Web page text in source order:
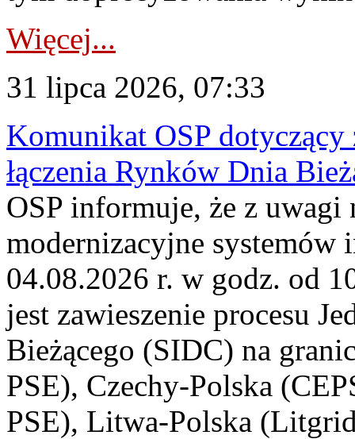
Więcej...
31 lipca 2026, 07:33
Komunikat OSP dotyczący
łączenia Rynków Dnia
OSP informuje, że z uwagi
modernizacyjne
04.08.2026 r. w godz. od
jest zawieszenie procesu
Bieżącego (SIDC) na
PSE), Czechy-Polska
PSE), Litwa-Polska